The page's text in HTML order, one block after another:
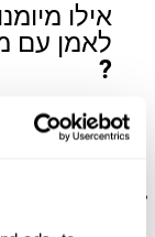
אילו
לאמן עם
?
המיומנויות